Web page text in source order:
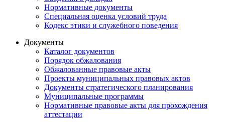
Нормативные документы
Специальная оценка условий труда
Кодекс этики и служебного поведения
Документы
Каталог документов
Порядок обжалования
Обжалованные правовые акты
Проекты муниципальных правовых актов
Документы стратегического планирования
Муниципальные программы
Нормативные правовые акты для прохождения
аттестации